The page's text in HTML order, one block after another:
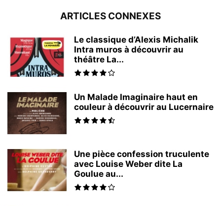
ARTICLES CONNEXES
Le classique d’Alexis Michalik
Intra muros à découvrir au
théâtre La...
Un Malade Imaginaire haut en
couleur à découvrir au Lucernaire
Une pièce confession truculente
avec Louise Weber dite La
Goulue au...